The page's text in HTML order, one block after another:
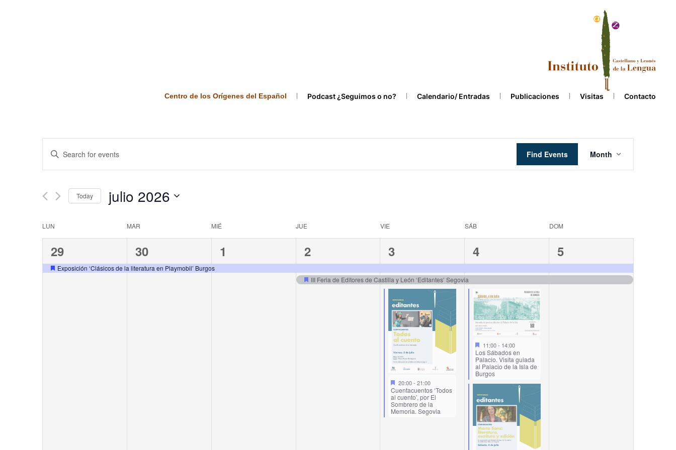
Centro de los Orígenes del Español Podcast ¿Seguimos o no? Calendario/ Entradas Publicaciones Visitas Contacto
Events
Search
and
Views
Navigation
Enter
Keyword.
Search
Events
Keyword.
Find Events
Views
Navigation
Month
Today julio 2026
date.
Calendar
of
Events
LUN MAR MIÉ JUE VIE SÁB DOM
1
event,
29
Exposición ‘Clásicos de la literatura en Playmobil’ Burgos
1
event,
30
1
event,
1
2
events,
2
III Feria de Editores de Castilla y León ‘Editantes’ Segovia
3
events,
3
20:00-21:00
Cuentacuentos ‘Todos
al cuento’, por El
Sombrero de la
Memoria. Segovia
5
events,
4
11:00- 14:00
Los Sábados en
Palacio. Visita guiada
al Palacio de la Isla de
Burgos
2
events,
5